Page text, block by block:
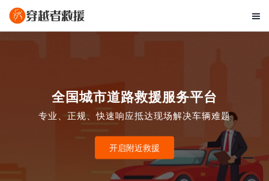

全国城市道路救援服务平台
专业、正规、快速响应抵达现场解决车辆难题
开启附近救援